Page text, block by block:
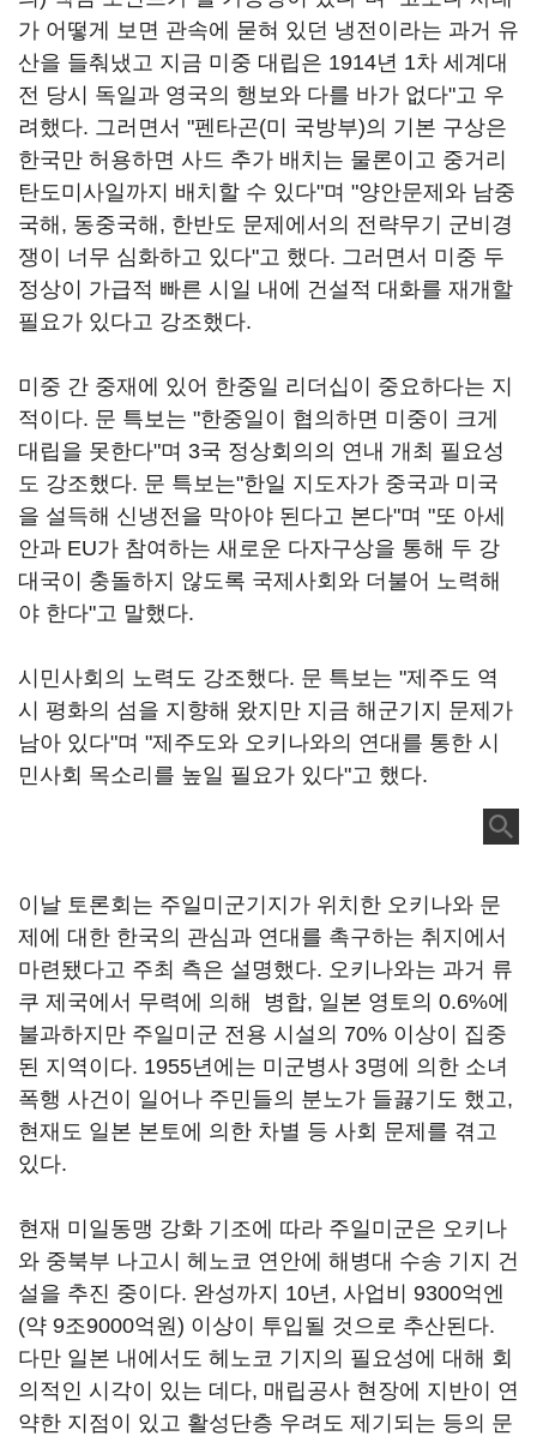
가 어떻게 보면 관속에 묻혀 있던 냉전이라는 과거 유
산을 들춰냈고 지금 미중 대립은 1914년 1차 세계대
전 당시 독일과 영국의 행보와 다를 바가 없다"고 우
려했다. 그러면서 "펜타곤(미 국방부)의 기본 구상은
한국만 허용하면 사드 추가 배치는 물론이고 중거리
탄도미사일까지 배치할 수 있다"며 "양안문제와 남중
국해, 동중국해, 한반도 문제에서의 전략무기 군비경
쟁이 너무 심화하고 있다"고 했다. 그러면서 미중 두
정상이 가급적 빠른 시일 내에 건설적 대화를 재개할
필요가 있다고 강조했다.
미중 간 중재에 있어 한중일 리더십이 중요하다는 지
적이다. 문 특보는 "한중일이 협의하면 미중이 크게
대립을 못한다"며 3국 정상회의의 연내 개최 필요성
도 강조했다. 문 특보는"한일 지도자가 중국과 미국
을 설득해 신냉전을 막아야 된다고 본다"며 "또 아세
안과 EU가 참여하는 새로운 다자구상을 통해 두 강
대국이 충돌하지 않도록 국제사회와 더불어 노력해
야 한다"고 말했다.
시민사회의 노력도 강조했다. 문 특보는 "제주도 역
시 평화의 섬을 지향해 왔지만 지금 해군기지 문제가
남아 있다"며 "제주도와 오키나와의 연대를 통한 시
민사회 목소리를 높일 필요가 있다"고 했다.
이날 토론회는 주일미군기지가 위치한 오키나와 문
제에 대한 한국의 관심과 연대를 촉구하는 취지에서
마련됐다고 주최 측은 설명했다. 오키나와는 과거 류
쿠 제국에서 무력에 의해 병합, 일본 영토의 0.6%에
불과하지만 주일미군 전용 시설의 70% 이상이 집중
된 지역이다. 1955년에는 미군병사 3명에 의한 소녀
폭행 사건이 일어나 주민들의 분노가 들끓기도 했고,
현재도 일본 본토에 의한 차별 등 사회 문제를 겪고
있다.
현재 미일동맹 강화 기조에 따라 주일미군은 오키나
와 중북부 나고시 헤노코 연안에 해병대 수송 기지 건
설을 추진 중이다. 완성까지 10년, 사업비 9300억엔
(약 9조9000억원) 이상이 투입될 것으로 추산된다.
다만 일본 내에서도 헤노코 기지의 필요성에 대해 회
의적인 시각이 있는 데다, 매립공사 현장에 지반이 연
약한 지점이 있고 활성단층 우려도 제기되는 등의 문